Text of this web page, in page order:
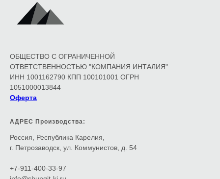
ОБЩЕСТВО С ОГРАНИЧЕННОЙ
ОТВЕТСТВЕННОСТЬЮ "КОМПАНИЯ ИНТАЛИЯ"
ИНН 1001162790 КПП 100101001 ОГРН
1051000013844
Оферта
АДРЕС Производства:
Россия, Республика Карелия,
г. Петрозаводск, ул. Коммунистов, д. 54
+7-911-400-33-97